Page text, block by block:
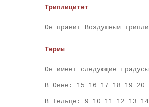
Триплицитет
Он правит Воздушным
Термы
Он имеет следующие
В Овне: 15 16 17 18 19 20
В Тельце: 9 10 11 12 13